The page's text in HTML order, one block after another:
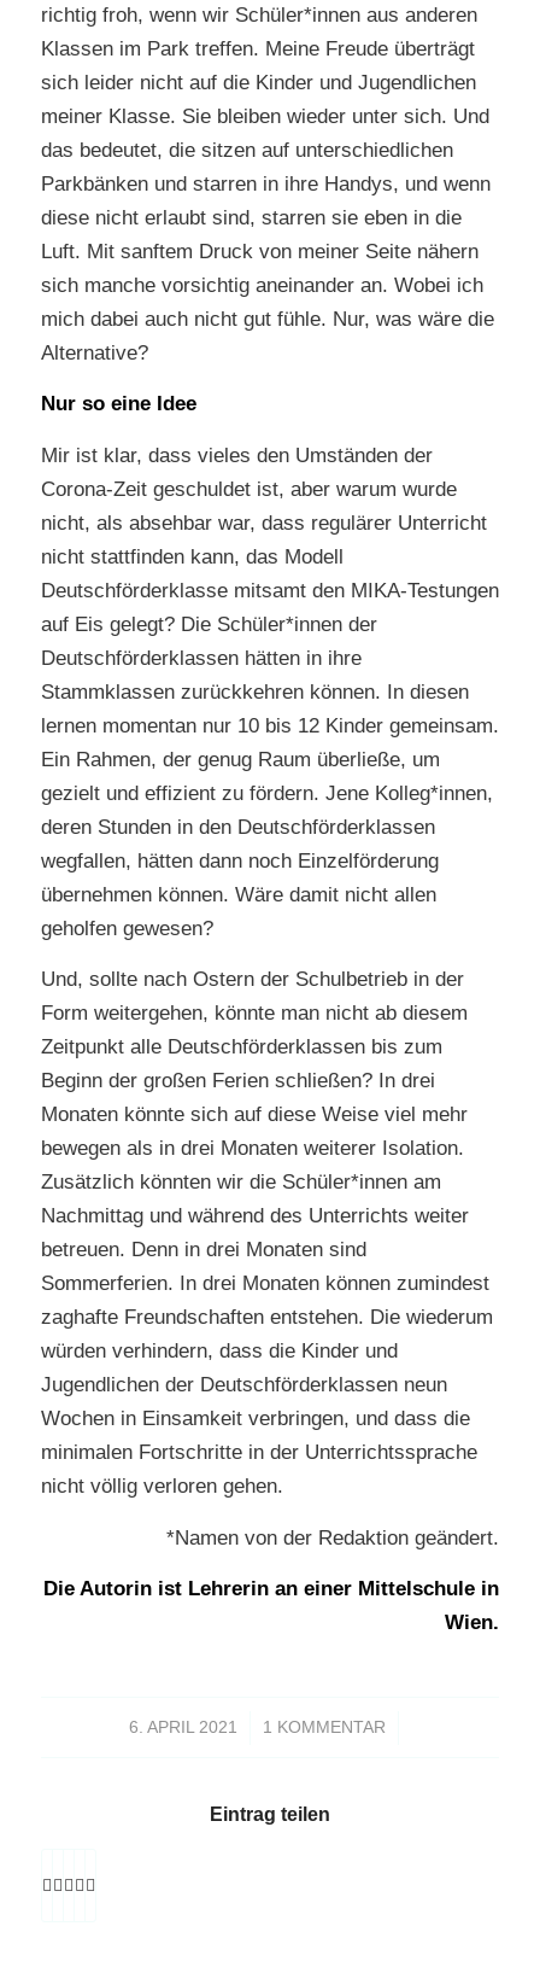
richtig froh, wenn wir Schüler*innen aus anderen
Klassen im Park treffen. Meine Freude überträgt
sich leider nicht auf die Kinder und Jugendlichen
meiner Klasse. Sie bleiben wieder unter sich. Und
das bedeutet, die sitzen auf unterschiedlichen
Parkbänken und starren in ihre Handys, und wenn
diese nicht erlaubt sind, starren sie eben in die
Luft. Mit sanftem Druck von meiner Seite nähern
sich manche vorsichtig aneinander an. Wobei ich
mich dabei auch nicht gut fühle. Nur, was wäre die
Alternative?
Nur so eine Idee
Mir ist klar, dass vieles den Umständen der
Corona-Zeit geschuldet ist, aber warum wurde
nicht, als absehbar war, dass regulärer Unterricht
nicht stattfinden kann, das Modell
Deutschförderklasse mitsamt den MIKA-Testungen
auf Eis gelegt? Die Schüler*innen der
Deutschförderklassen hätten in ihre
Stammklassen zurückkehren können. In diesen
lernen momentan nur 10 bis 12 Kinder gemeinsam.
Ein Rahmen, der genug Raum überließe, um
gezielt und effizient zu fördern. Jene Kolleg*innen,
deren Stunden in den Deutschförderklassen
wegfallen, hätten dann noch Einzelförderung
übernehmen können. Wäre damit nicht allen
geholfen gewesen?
Und, sollte nach Ostern der Schulbetrieb in der
Form weitergehen, könnte man nicht ab diesem
Zeitpunkt alle Deutschförderklassen bis zum
Beginn der großen Ferien schließen? In drei
Monaten könnte sich auf diese Weise viel mehr
bewegen als in drei Monaten weiterer Isolation.
Zusätzlich könnten wir die Schüler*innen am
Nachmittag und während des Unterrichts weiter
betreuen. Denn in drei Monaten sind
Sommerferien. In drei Monaten können zumindest
zaghafte Freundschaften entstehen. Die wiederum
würden verhindern, dass die Kinder und
Jugendlichen der Deutschförderklassen neun
Wochen in Einsamkeit verbringen, und dass die
minimalen Fortschritte in der Unterrichtssprache
nicht völlig verloren gehen.
*Namen von der Redaktion geändert.
Die Autorin ist Lehrerin an einer Mittelschule in
Wien.
6. APRIL 2021
/ 1 KOMMENTAR
/
Eintrag teilen